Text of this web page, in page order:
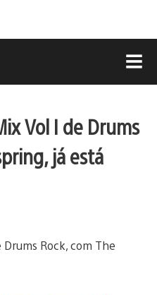
Vol I de Drums
já está